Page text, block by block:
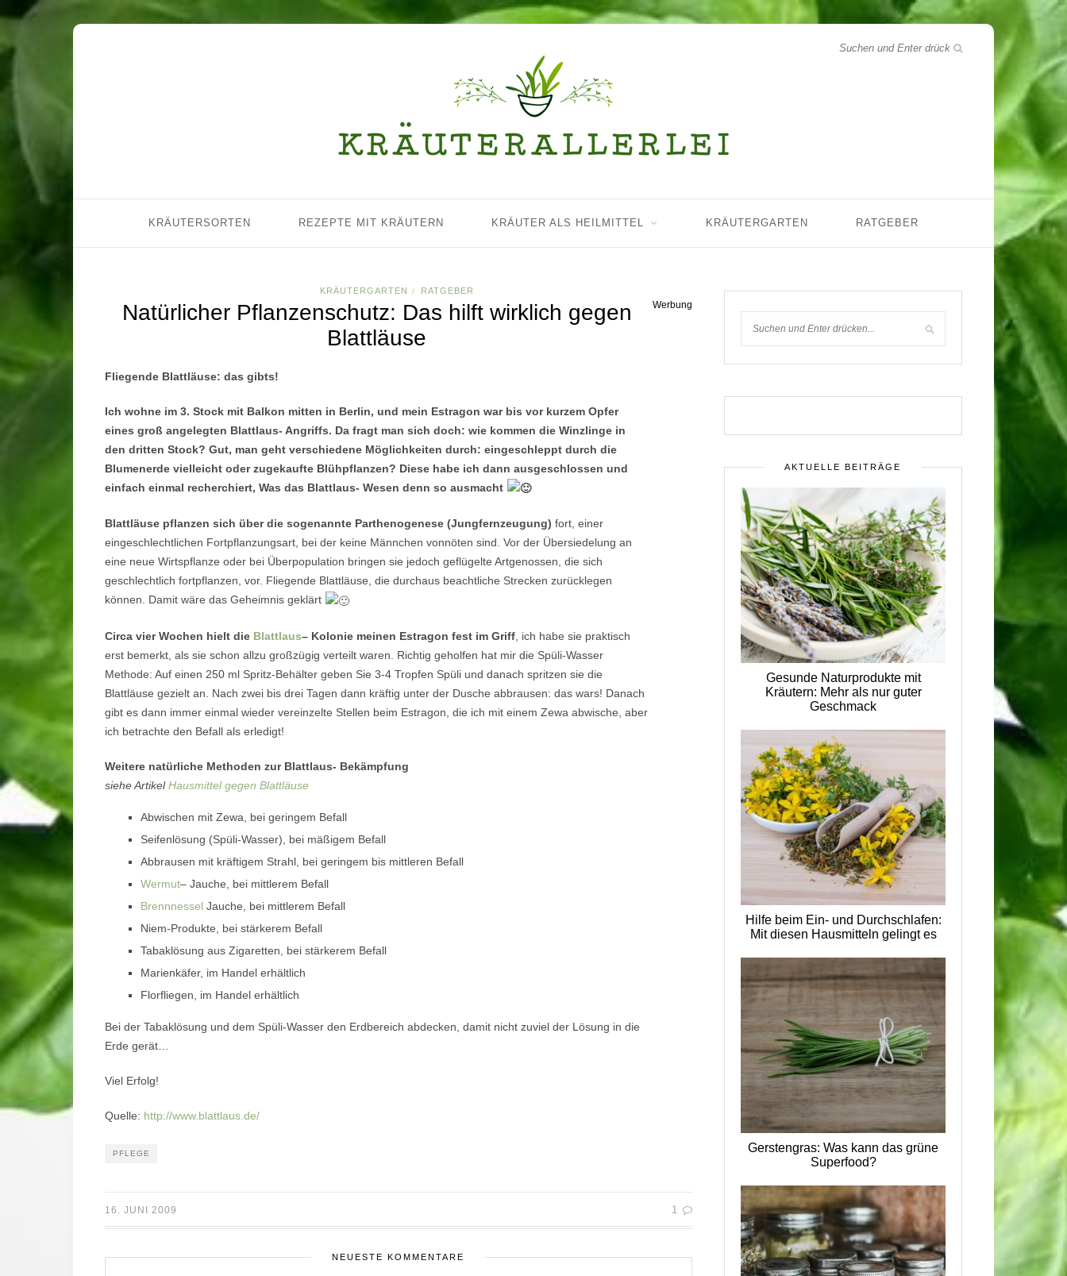
KRÄUTERSORTEN REZEPTE MIT KRÄUTERN KRÄUTER ALS HEILMITTEL KRÄUTERGARTEN RATGEBER
KRÄUTERGARTEN / RATGEBER
Natürlicher Pflanzenschutz: Das hilft wirklich gegen
Blattläuse
Werbung
Fliegende Blattläuse: das gibts!
Ich wohne im 3. Stock mit Balkon mitten in Berlin, und mein Estragon war bis vor kurzem Opfer
eines groß angelegten Blattlaus- Angriffs. Da fragt man sich doch: wie kommen die Winzlinge in
den dritten Stock? Gut, man geht verschiedene Möglichkeiten durch: eingeschleppt durch die
Blumenerde vielleicht oder zugekaufte Blühpflanzen? Diese habe ich dann ausgeschlossen und
einfach einmal recherchiert, Was das Blattlaus- Wesen denn so ausmacht
Blattläuse pflanzen sich über die sogenannte Parthenogenese (Jungfernzeugung) fort, einer
eingeschlechtlichen Fortpflanzungsart, bei der keine Männchen vonnöten sind. Vor der Übersiedelung an
eine neue Wirtspflanze oder bei Überpopulation bringen sie jedoch geflügelte Artgenossen, die sich
geschlechtlich fortpflanzen, vor. Fliegende Blattläuse, die durchaus beachtliche Strecken zurücklegen
können. Damit wäre das Geheimnis geklärt
Circa vier Wochen hielt die Blattlaus– Kolonie meinen Estragon fest im Griff , ich habe sie praktisch
erst bemerkt, als sie schon allzu großzügig verteilt waren. Richtig geholfen hat mir die Spüli-Wasser
Methode: Auf einen 250 ml Spritz-Behälter geben Sie 3-4 Tropfen Spüli und danach spritzen sie die
Blattläuse gezielt an. Nach zwei bis drei Tagen dann kräftig unter der Dusche abbrausen: das wars! Danach
gibt es dann immer einmal wieder vereinzelte Stellen beim Estragon, die ich mit einem Zewa abwische, aber
ich betrachte den Befall als erledigt!
Weitere natürliche Methoden zur Blattlaus- Bekämpfung
siehe ArtikelHausmittel gegen Blattläuse
Abwischen mit Zewa, bei geringem Befall
Seifenlösung (Spüli-Wasser), bei mäßigem Befall
Abbrausen mit kräftigem Strahl, bei geringem bis mittleren Befall
Wermut– Jauche, bei mittlerem Befall
Brennnessel Jauche, bei mittlerem Befall
Niem-Produkte, bei stärkerem Befall
Tabaklösung aus Zigaretten, bei stärkerem Befall
Marienkäfer, im Handel erhältlich
Florfliegen, im Handel erhältlich
Bei der Tabaklösung und dem Spüli-Wasser den Erdbereich abdecken, damit nicht zuviel der Lösung in die
Erde gerät…
Viel Erfolg!
Quelle: http://www.blattlaus.de/
PFLEGE
16. JUNI 2009 1
NEUESTE KOMMENTARE
AKTUELLE BEITRÄGE
Gesunde Naturprodukte mit
Kräutern: Mehr als nur guter
Geschmack
Hilfe beim Ein- und Durchschlafen:
Mit diesen Hausmitteln gelingt es
Gerstengras: Was kann das grüne
Superfood?